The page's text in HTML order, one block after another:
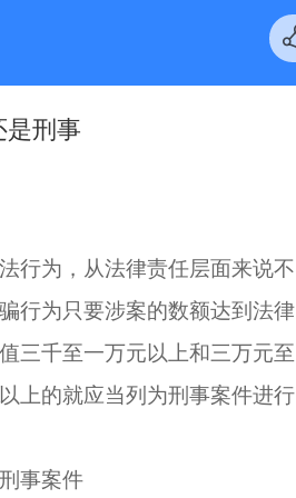
是刑事
行为，从法律责任层面来说不
行为只要涉案的数额达到法律
三千至一万元以上和三万元至
上的就应当列为刑事案件进行
刑事案件